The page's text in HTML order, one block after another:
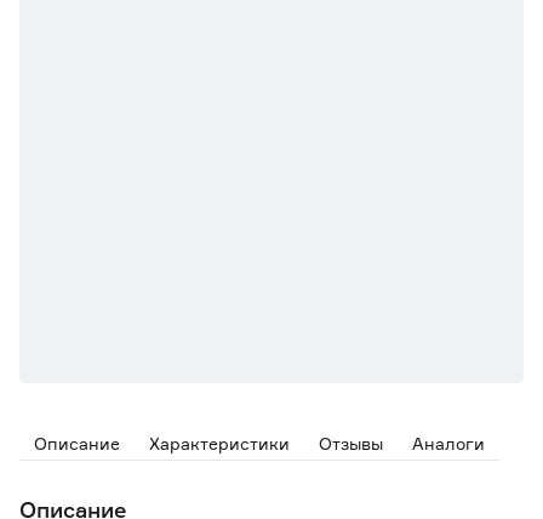
Описание Характеристики Отзывы Аналоги
Описание